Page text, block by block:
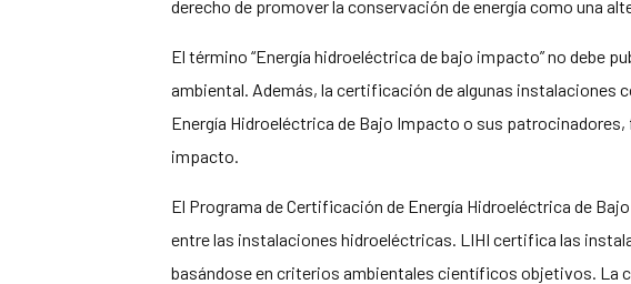
derecho de promover la conservación de energía como una
El término “Energía hidroeléctrica de bajo impacto” no debe
ambiental. Además, la certificación de algunas instalaciones
Energía Hidroeléctrica de Bajo Impacto o sus
impacto.
El Programa de Certificación de Energía Hidroeléctrica de
entre las instalaciones hidroeléctricas. LIHI certifica las
basándose en criterios ambientales científicos objetivos. La